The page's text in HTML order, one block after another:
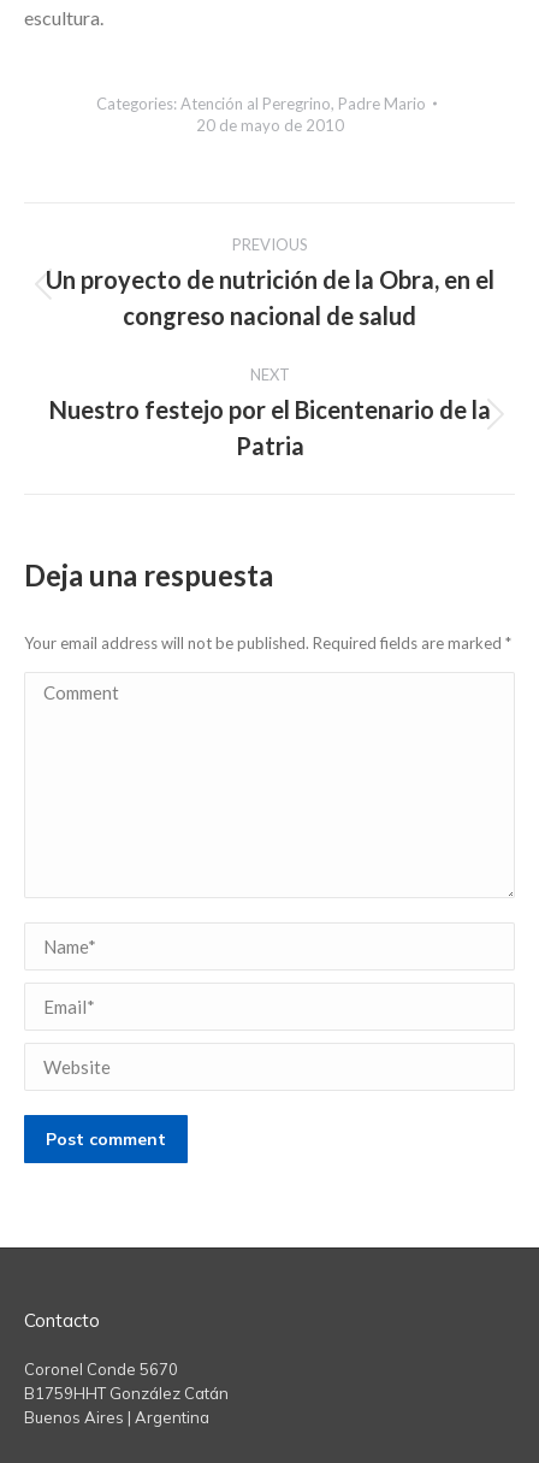
escultura.
Categories:Atención al Peregrino, Padre Mario
20 de mayo de 2010
navigation
PREVIOUS
Previous
post:
Un proyecto de nutrición de la Obra, en el
congreso nacional de salud
NEXT
Next
post:
Nuestro festejo por el Bicentenario de la
Patria
Deja una respuesta
Your email address will not be published. Required fields are marked *
Comment
Name *
Email *
Website
Post comment
Contacto
Coronel Conde 5670
B1759HHT González Catán
Buenos Aires | Argentina